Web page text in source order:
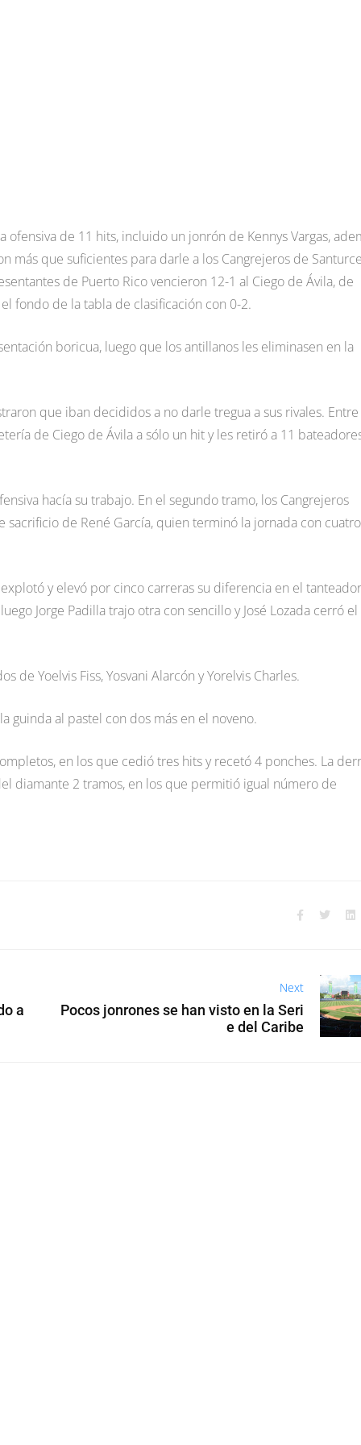
de 11 hits, incluido un jonrón de Kennys Vargas,
que suficientes para darle a los Cangrejeros de
de Puerto Rico vencieron 12-1 al Ciego de Ávila, de
fondo de la tabla de clasificación con 0-2.
boricua, luego que los antillanos les eliminasen en la
que iban decididos a no darle tregua a sus rivales.
de Ciego de Ávila a sólo un hit y les retiró a 11
hacía su trabajo. En el segundo tramo, los Cangrejeros
sacrificio de René García, quien terminó la jornada con cuatro
y elevó por cinco carreras su diferencia en el
Jorge Padilla trajo otra con sencillo y José Lozada cerró el
Yoelvis Fiss, Yosvani Alarcón y Yorelvis Charles.
guinda al pastel con dos más en el noveno.
en los que cedió tres hits y recetó 4 ponches. La
diamante 2 tramos, en los que permitió igual número de
a
Next
Pocos jonrones se han visto en la Seri
e del Caribe